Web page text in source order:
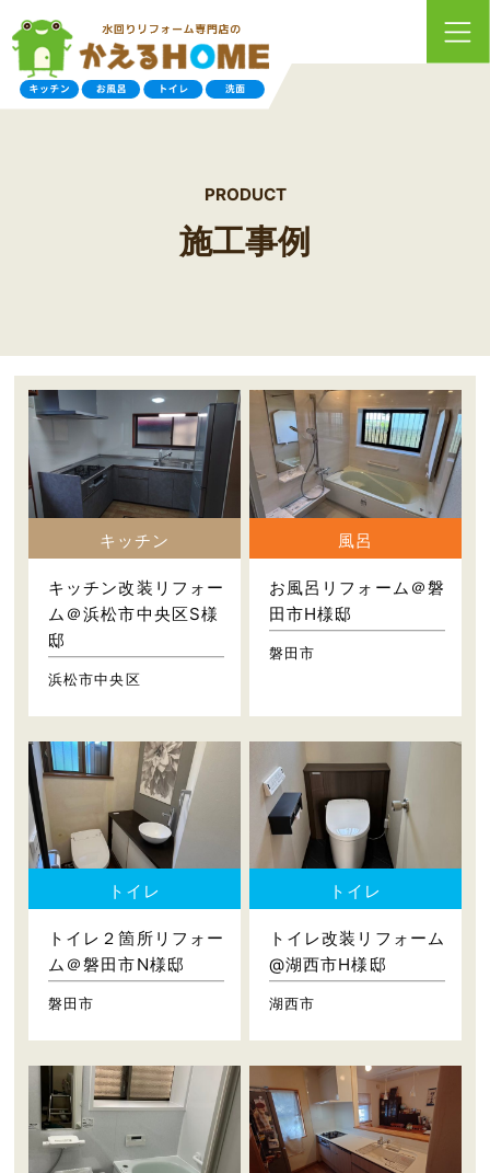
PRODUCT
施工事例
キッチン
キッチン改装リフォー
ム＠浜松市中央区S様
邸
浜松市中央区
風呂
お風呂リフォーム＠磐
田市H様邸
磐田市
トイレ
トイレ２箇所リフォー
ム＠磐田市N様邸
磐田市
トイレ
トイレ改装リフォーム
@湖西市H様邸
湖西市